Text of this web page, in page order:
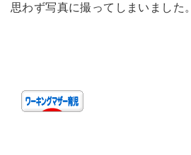
思わず写真に撮ってしまいました。